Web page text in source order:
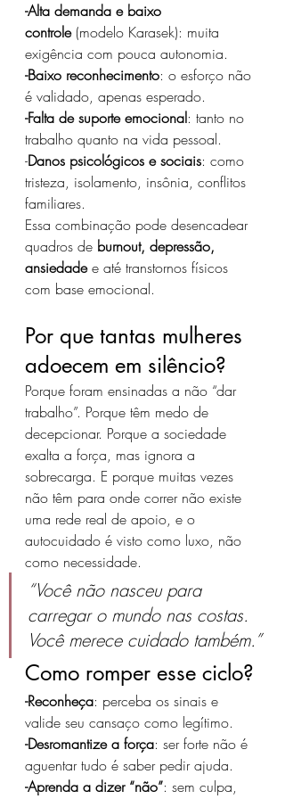
-Alta demanda e baixo
controle (modelo Karasek): muita
exigência com pouca autonomia.
-Baixo reconhecimento: o esforço não
é validado, apenas esperado.
-Falta de suporte emocional: tanto no
trabalho quanto na vida pessoal.
-Danos psicológicos e sociais: como
tristeza, isolamento, insônia, conflitos
familiares.
Essa combinação pode desencadear
quadros de burnout, depressão,
ansiedade e até transtornos físicos
com base emocional.
Por que tantas mulheres
adoecem em silêncio?
Porque foram ensinadas a não “dar
trabalho”. Porque têm medo de
decepcionar. Porque a sociedade
exalta a força, mas ignora a
sobrecarga. E porque muitas vezes
não têm para onde correr não existe
uma rede real de apoio, e o
autocuidado é visto como luxo, não
como necessidade.
“Você não nasceu para
carregar o mundo nas costas.
Você merece cuidado também.”
Como romper esse ciclo?
-Reconheça: perceba os sinais e
valide seu cansaço como legítimo.
-Desromantize a força: ser forte não é
aguentar tudo é saber pedir ajuda.
-Aprenda a dizer “não”: sem culpa,